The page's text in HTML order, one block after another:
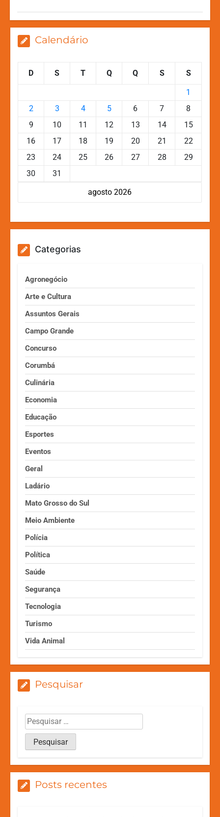
k
er
Calendário
agosto 2026
D S T Q Q S S
1
2
3 4 5 6 7
8
9
10 11 12 13 14
15
16
17 18 19 20 21
22
23
24 25 26 27 28
29
30
31
Categorias
Agronegócio
Arte e Cultura
Assuntos Gerais
Campo Grande
Concurso
Corumbá
Culinária
Economia
Educação
Esportes
Eventos
Geral
Ladário
Mato Grosso do Sul
Meio Ambiente
Polícia
Política
Saúde
Segurança
Tecnologia
Turismo
Vida Animal
Pesquisar
Posts recentes